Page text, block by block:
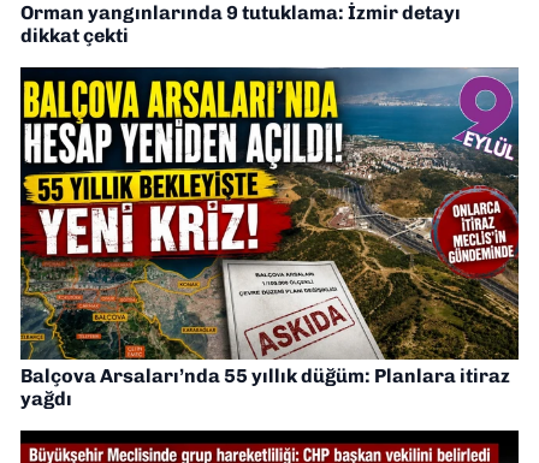
Orman yangınlarında 9 tutuklama: İzmir detayı
dikkat çekti
Balçova Arsaları’nda 55 yıllık düğüm: Planlara itiraz
yağdı